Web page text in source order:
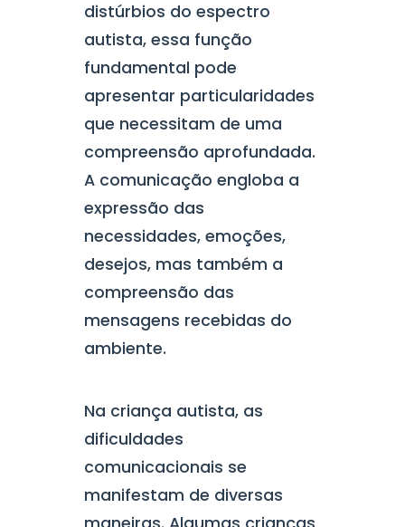
distúrbios do espectro
autista, essa função
fundamental pode
apresentar particularidades
que necessitam de uma
compreensão aprofundada.
A comunicação engloba a
expressão das
necessidades, emoções,
desejos, mas também a
compreensão das
mensagens recebidas do
ambiente.
Na criança autista, as
dificuldades
comunicacionais se
manifestam de diversas